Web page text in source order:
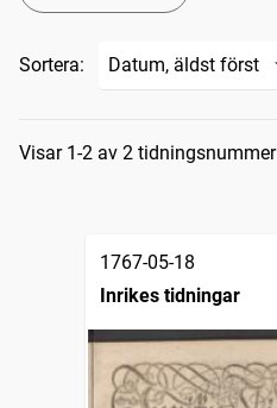
Sortera:
Sökresultat
Visar 1-2 av 2 tidningsnummer
1767-05-18
Inrikes tidningar